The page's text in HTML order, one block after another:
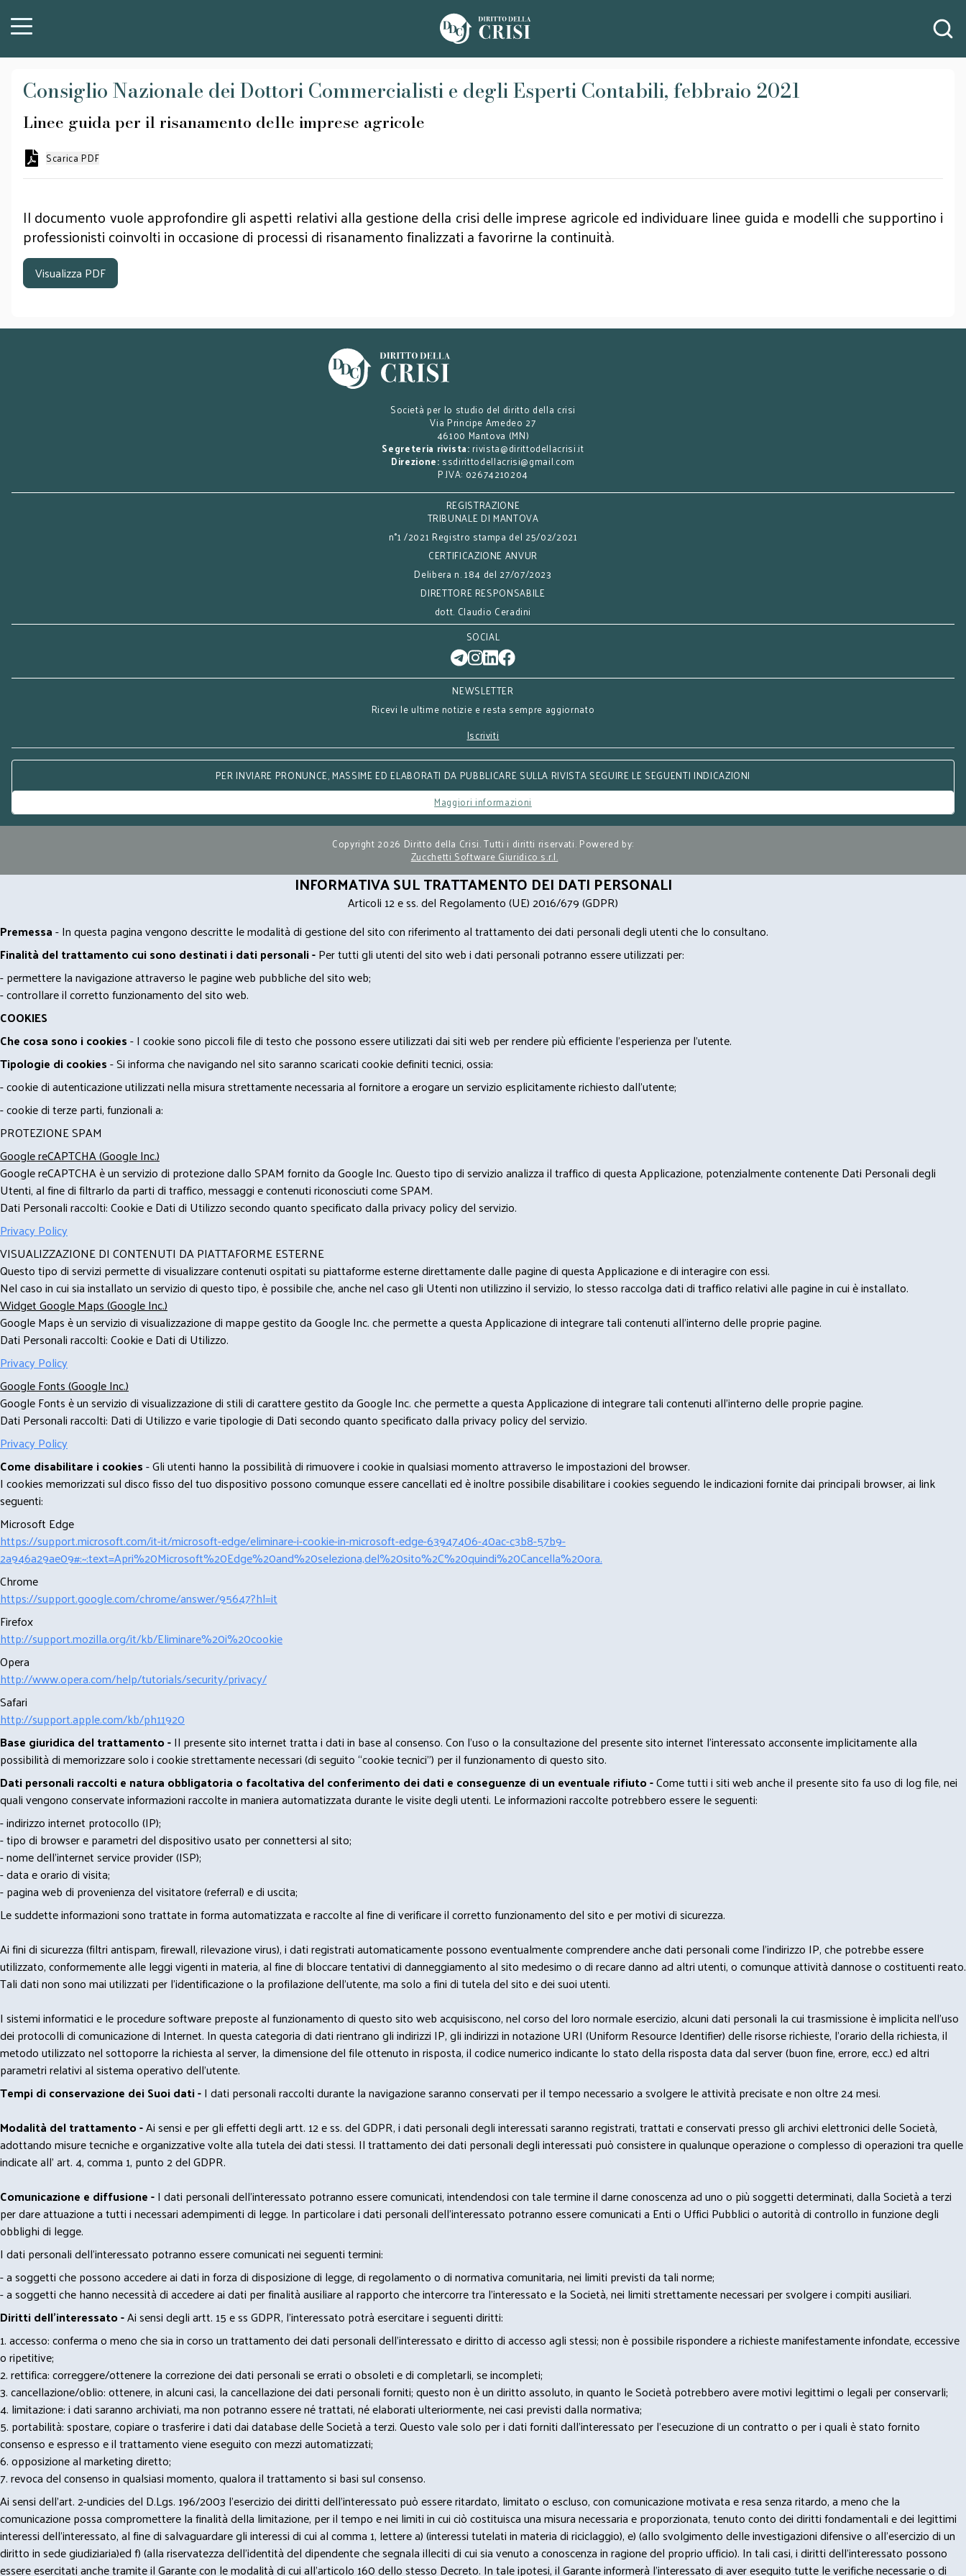
Consiglio Nazionale dei Dottori Commercialisti e degli Esperti Contabili, febbraio 2021
Linee guida per il risanamento delle imprese agricole
Scarica PDF
Il documento vuole approfondire gli aspetti relativi alla gestione della crisi delle imprese agricole ed individuare linee guida e modelli che supportino i
professionisti coinvolti in occasione di processi di risanamento finalizzati a favorirne la continuità.
Visualizza PDF
Società per lo studio del diritto della crisi
Via Principe Amedeo 27
46100 Mantova (MN)
Segreteria rivista: rivista@dirittodellacrisi.it
Direzione: ssdirittodellacrisi@gmail.com
P.IVA: 02674210204
REGISTRAZIONE
TRIBUNALE DI MANTOVA
n°1 /2021 Registro stampa del 25/02/2021
CERTIFICAZIONE ANVUR
Delibera n. 184 del 27/07/2023
DIRETTORE RESPONSABILE
dott. Claudio Ceradini
SOCIAL
NEWSLETTER
Ricevi le ultime notizie e resta sempre aggiornato
Iscriviti
PER INVIARE PRONUNCE, MASSIME ED ELABORATI DA PUBBLICARE SULLA RIVISTA SEGUIRE LE SEGUENTI INDICAZIONI
Maggiori informazioni
Copyright 2026 Diritto della Crisi. Tutti i diritti riservati. Powered by:
Zucchetti Software Giuridico s.r.l.
INFORMATIVA SUL TRATTAMENTO DEI DATI PERSONALI
Articoli 12 e ss. del Regolamento (UE) 2016/679 (GDPR)
Premessa- In questa pagina vengono descritte le modalità di gestione del sito con riferimento al trattamento dei dati personali degli utenti che lo consultano.
Finalità del trattamento cui sono destinati i dati personali -Per tutti gli utenti del sito web i dati personali potranno essere utilizzati per:
- permettere la navigazione attraverso le pagine web pubbliche del sito web;
- controllare il corretto funzionamento del sito web.
COOKIES
Che cosa sono i cookies- I cookie sono piccoli file di testo che possono essere utilizzati dai siti web per rendere più efficiente l'esperienza per l'utente.
Tipologie di cookies- Si informa che navigando nel sito saranno scaricati cookie definiti tecnici, ossia:
- cookie di autenticazione utilizzati nella misura strettamente necessaria al fornitore a erogare un servizio esplicitamente richiesto dall'utente;
- cookie di terze parti, funzionali a:
PROTEZIONE SPAM
Google reCAPTCHA (Google Inc.)
Google reCAPTCHA è un servizio di protezione dallo SPAM fornito da Google Inc. Questo tipo di servizio analizza il traffico di questa Applicazione, potenzialmente contenente Dati Personali degli
Utenti, al fine di filtrarlo da parti di traffico, messaggi e contenuti riconosciuti come SPAM.
Dati Personali raccolti: Cookie e Dati di Utilizzo secondo quanto specificato dalla privacy policy del servizio.
Privacy Policy
VISUALIZZAZIONE DI CONTENUTI DA PIATTAFORME ESTERNE
Questo tipo di servizi permette di visualizzare contenuti ospitati su piattaforme esterne direttamente dalle pagine di questa Applicazione e di interagire con essi.
Nel caso in cui sia installato un servizio di questo tipo, è possibile che, anche nel caso gli Utenti non utilizzino il servizio, lo stesso raccolga dati di traffico relativi alle pagine in cui è installato.
Widget Google Maps (Google Inc.)
Google Maps è un servizio di visualizzazione di mappe gestito da Google Inc. che permette a questa Applicazione di integrare tali contenuti all'interno delle proprie pagine.
Dati Personali raccolti: Cookie e Dati di Utilizzo.
Privacy Policy
Google Fonts (Google Inc.)
Google Fonts è un servizio di visualizzazione di stili di carattere gestito da Google Inc. che permette a questa Applicazione di integrare tali contenuti all'interno delle proprie pagine.
Dati Personali raccolti: Dati di Utilizzo e varie tipologie di Dati secondo quanto specificato dalla privacy policy del servizio.
Privacy Policy
Come disabilitare i cookies- Gli utenti hanno la possibilità di rimuovere i cookie in qualsiasi momento attraverso le impostazioni del browser.
I cookies memorizzati sul disco fisso del tuo dispositivo possono comunque essere cancellati ed è inoltre possibile disabilitare i cookies seguendo le indicazioni fornite dai principali browser, ai link
seguenti:
Microsoft Edge
https://support.microsoft.com/it-it/microsoft-edge/eliminare-i-cookie-in-microsoft-edge-63947406-40ac-c3b8-57b9-
2a946a29ae09#:~:text=Apri%20Microsoft%20Edge%20and%20seleziona,del%20sito%2C%20quindi%20Cancella%20ora.
Chrome
https://support.google.com/chrome/answer/95647?hl=it
Firefox
http://support.mozilla.org/it/kb/Eliminare%20i%20cookie
Opera
http://www.opera.com/help/tutorials/security/privacy/
Safari
http://support.apple.com/kb/ph11920
Base giuridica del trattamento -Il presente sito internet tratta i dati in base al consenso. Con l'uso o la consultazione del presente sito internet l’interessato acconsente implicitamente alla
possibilità di memorizzare solo i cookie strettamente necessari (di seguito “cookie tecnici”) per il funzionamento di questo sito.
Dati personali raccolti e natura obbligatoria o facoltativa del conferimento dei dati e conseguenze di un eventuale rifiuto -Come tutti i siti web anche il presente sito fa uso di log file, nei
quali vengono conservate informazioni raccolte in maniera automatizzata durante le visite degli utenti. Le informazioni raccolte potrebbero essere le seguenti:
- indirizzo internet protocollo (IP);
- tipo di browser e parametri del dispositivo usato per connettersi al sito;
- nome dell'internet service provider (ISP);
- data e orario di visita;
- pagina web di provenienza del visitatore (referral) e di uscita;
Le suddette informazioni sono trattate in forma automatizzata e raccolte al fine di verificare il corretto funzionamento del sito e per motivi di sicurezza.
Ai fini di sicurezza (filtri antispam, firewall, rilevazione virus), i dati registrati automaticamente possono eventualmente comprendere anche dati personali come l'indirizzo IP, che potrebbe essere
utilizzato, conformemente alle leggi vigenti in materia, al fine di bloccare tentativi di danneggiamento al sito medesimo o di recare danno ad altri utenti, o comunque attività dannose o costituenti reato.
Tali dati non sono mai utilizzati per l'identificazione o la profilazione dell'utente, ma solo a fini di tutela del sito e dei suoi utenti.
I sistemi informatici e le procedure software preposte al funzionamento di questo sito web acquisiscono, nel corso del loro normale esercizio, alcuni dati personali la cui trasmissione è implicita nell'uso
dei protocolli di comunicazione di Internet. In questa categoria di dati rientrano gli indirizzi IP, gli indirizzi in notazione URI (Uniform Resource Identifier) delle risorse richieste, l'orario della richiesta, il
metodo utilizzato nel sottoporre la richiesta al server, la dimensione del file ottenuto in risposta, il codice numerico indicante lo stato della risposta data dal server (buon fine, errore, ecc.) ed altri
parametri relativi al sistema operativo dell'utente.
Tempi di conservazione dei Suoi dati -I dati personali raccolti durante la navigazione saranno conservati per il tempo necessario a svolgere le attività precisate e non oltre 24 mesi.
Modalità del trattamento -Ai sensi e per gli effetti degli artt. 12 e ss. del GDPR, i dati personali degli interessati saranno registrati, trattati e conservati presso gli archivi elettronici delle Società,
adottando misure tecniche e organizzative volte alla tutela dei dati stessi. Il trattamento dei dati personali degli interessati può consistere in qualunque operazione o complesso di operazioni tra quelle
indicate all' art. 4, comma 1, punto 2 del GDPR.
Comunicazione e diffusione -I dati personali dell’interessato potranno essere comunicati, intendendosi con tale termine il darne conoscenza ad uno o più soggetti determinati, dalla Società a terzi
per dare attuazione a tutti i necessari adempimenti di legge. In particolare i dati personali dell’interessato potranno essere comunicati a Enti o Uffici Pubblici o autorità di controllo in funzione degli
obblighi di legge.
I dati personali dell’interessato potranno essere comunicati nei seguenti termini:
- a soggetti che possono accedere ai dati in forza di disposizione di legge, di regolamento o di normativa comunitaria, nei limiti previsti da tali norme;
- a soggetti che hanno necessità di accedere ai dati per finalità ausiliare al rapporto che intercorre tra l’interessato e la Società, nei limiti strettamente necessari per svolgere i compiti ausiliari.
Diritti dell’interessato -Ai sensi degli artt. 15 e ss GDPR, l’interessato potrà esercitare i seguenti diritti:
1. accesso: conferma o meno che sia in corso un trattamento dei dati personali dell’interessato e diritto di accesso agli stessi; non è possibile rispondere a richieste manifestamente infondate, eccessive
o ripetitive;
2. rettifica: correggere/ottenere la correzione dei dati personali se errati o obsoleti e di completarli, se incompleti;
3. cancellazione/oblio: ottenere, in alcuni casi, la cancellazione dei dati personali forniti; questo non è un diritto assoluto, in quanto le Società potrebbero avere motivi legittimi o legali per conservarli;
4. limitazione: i dati saranno archiviati, ma non potranno essere né trattati, né elaborati ulteriormente, nei casi previsti dalla normativa;
5. portabilità: spostare, copiare o trasferire i dati dai database delle Società a terzi. Questo vale solo per i dati forniti dall’interessato per l’esecuzione di un contratto o per i quali è stato fornito
consenso e espresso e il trattamento viene eseguito con mezzi automatizzati;
6. opposizione al marketing diretto;
7. revoca del consenso in qualsiasi momento, qualora il trattamento si basi sul consenso.
Ai sensi dell’art. 2-undicies del D.Lgs. 196/2003 l’esercizio dei diritti dell’interessato può essere ritardato, limitato o escluso, con comunicazione motivata e resa senza ritardo, a meno che la
comunicazione possa compromettere la finalità della limitazione, per il tempo e nei limiti in cui ciò costituisca una misura necessaria e proporzionata, tenuto conto dei diritti fondamentali e dei legittimi
interessi dell’interessato, al fine di salvaguardare gli interessi di cui al comma 1, lettere a) (interessi tutelati in materia di riciclaggio), e) (allo svolgimento delle investigazioni difensive o all’esercizio di un
diritto in sede giudiziaria)ed f) (alla riservatezza dell’identità del dipendente che segnala illeciti di cui sia venuto a conoscenza in ragione del proprio ufficio). In tali casi, i diritti dell’interessato possono
essere esercitati anche tramite il Garante con le modalità di cui all’articolo 160 dello stesso Decreto. In tale ipotesi, il Garante informerà l’interessato di aver eseguito tutte le verifiche necessarie o di